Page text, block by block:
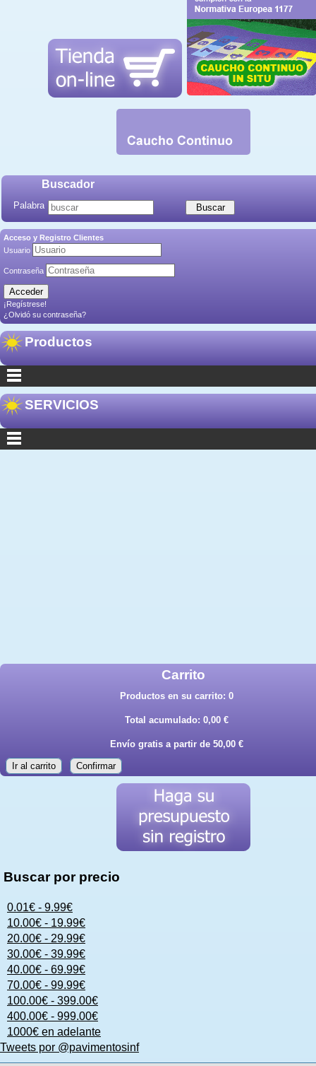
Buscador
Palabra
Acceso y Registro Clientes
Usuario
Contraseña
¡Regístrese!
¿Olvidó su contraseña?
Productos
SERVICIOS
Carrito
Productos en su carrito: 0
Total acumulado: 0,00 €
Envío gratis a partir de 50,00 €
Ir al carrito Confirmar
Buscar por precio
0.01€ - 9.99€
10.00€ - 19.99€
20.00€ - 29.99€
30.00€ - 39.99€
40.00€ - 69.99€
70.00€ - 99.99€
100.00€ - 399.00€
400.00€ - 999.00€
1000€ en adelante
Tweets por @pavimentosinf